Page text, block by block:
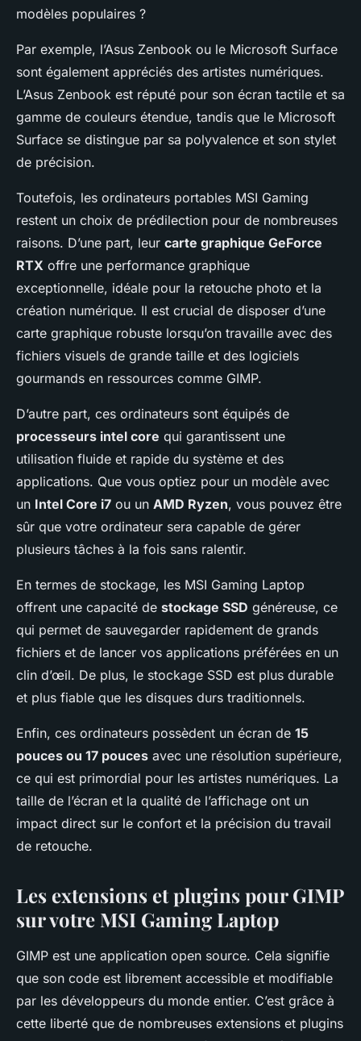
modèles populaires ?
Par exemple, l’Asus Zenbook ou le Microsoft Surface
sont également appréciés des artistes numériques.
L’Asus Zenbook est réputé pour son écran tactile et sa
gamme de couleurs étendue, tandis que le Microsoft
Surface se distingue par sa polyvalence et son stylet
de précision.
Toutefois, les ordinateurs portables MSI Gaming
restent un choix de prédilection pour de nombreuses
raisons. D’une part, leur carte graphique GeForce
RTX offre une performance graphique
exceptionnelle, idéale pour la retouche photo et la
création numérique. Il est crucial de disposer d’une
carte graphique robuste lorsqu’on travaille avec des
fichiers visuels de grande taille et des logiciels
gourmands en ressources comme GIMP.
D’autre part, ces ordinateurs sont équipés de
processeurs intel core qui garantissent une
utilisation fluide et rapide du système et des
applications. Que vous optiez pour un modèle avec
un Intel Core i7 ou un AMD Ryzen, vous pouvez être
sûr que votre ordinateur sera capable de gérer
plusieurs tâches à la fois sans ralentir.
En termes de stockage, les MSI Gaming Laptop
offrent une capacité de stockage SSD généreuse, ce
qui permet de sauvegarder rapidement de grands
fichiers et de lancer vos applications préférées en un
clin d’œil. De plus, le stockage SSD est plus durable
et plus fiable que les disques durs traditionnels.
Enfin, ces ordinateurs possèdent un écran de 15
pouces ou 17 pouces avec une résolution supérieure,
ce qui est primordial pour les artistes numériques. La
taille de l’écran et la qualité de l’affichage ont un
impact direct sur le confort et la précision du travail
de retouche.
Les extensions et plugins pour GIMP
sur votre MSI Gaming Laptop
GIMP est une application open source. Cela signifie
que son code est librement accessible et modifiable
par les développeurs du monde entier. C’est grâce à
cette liberté que de nombreuses extensions et plugins